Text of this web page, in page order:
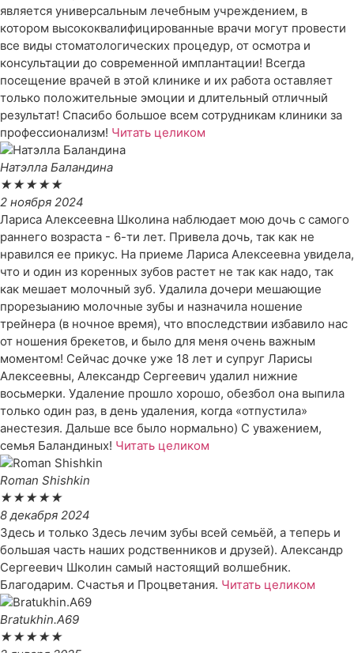
является универсальным лечебным учреждением, в
котором высококвалифицированные врачи могут провести
все виды стоматологических процедур, от осмотра и
консультации до современной имплантации! Всегда
посещение врачей в этой клинике и их работа оставляет
только положительные эмоции и длительный отличный
результат! Спасибо большое всем сотрудникам клиники за
профессионализм! Читать целиком
Натэлла Баландина
★★★★★
2 ноября 2024
Лариса Алексеевна Школина наблюдает мою дочь с самого
раннего возраста - 6-ти лет. Привела дочь, так как не
нравился ее прикус. На приеме Лариса Алексеевна увидела,
что и один из коренных зубов растет не так как надо, так
как мешает молочный зуб. Удалила дочери мешающие
прорезыанию молочные зубы и назначила ношение
трейнера (в ночное время), что впоследствии избавило нас
от ношения брекетов, и было для меня очень важным
моментом! Сейчас дочке уже 18 лет и супруг Ларисы
Алексеевны, Александр Сергеевич удалил нижние
восьмерки. Удаление прошло хорошо, обезбол она выпила
только один раз, в день удаления, когда «отпустила»
анестезия. Дальше все было нормально) С уважением,
семья Баландиных! Читать целиком
Roman Shishkin
★★★★★
8 декабря 2024
Здесь и только Здесь лечим зубы всей семьёй, а теперь и
большая часть наших родственников и друзей). Александр
Сергеевич Школин самый настоящий волшебник.
Благодарим. Счастья и Процветания. Читать целиком
Bratukhin.A69
★★★★★